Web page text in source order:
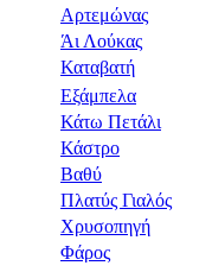
Αρτεμώνας
Άι Λούκας
Καταβατή
Εξάμπελα
Κάτω Πετάλι
Κάστρο
Βαθύ
Πλατύς Γιαλός
Χρυσοπηγή
Φάρος